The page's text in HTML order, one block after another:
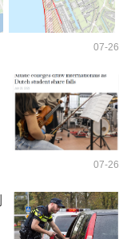
07-26
07-26